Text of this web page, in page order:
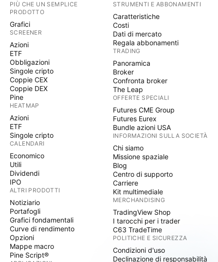
PIÙ CHE UN SEMPLICE
PRODOTTO
Grafici
SCREENER
Azioni
ETF
Obbligazioni
Singole cripto
Coppie CEX
Coppie DEX
Pine
HEATMAP
Azioni
ETF
Singole cripto
CALENDARI
Economico
Utili
Dividendi
IPO
ALTRI PRODOTTI
Notiziario
Portafogli
Grafici fondamentali
Curve di rendimento
Opzioni
Mappe macro
Pine Script®
STRUMENTI E ABBONAMENTI
Caratteristiche
Costi
Dati di mercato
Regala abbonamenti
TRADING
Panoramica
Broker
Confronta broker
The Leap
OFFERTE SPECIALI
Futures CME Group
Futures Eurex
Bundle azioni USA
INFORMAZIONI SULLA SOCIETÀ
Chi siamo
Missione spaziale
Blog
Centro di supporto
Carriere
Kit multimediale
MERCHANDISING
TradingView Shop
I tarocchi per i trader
C63 TradeTime
POLITICHE E SICUREZZA
Condizioni d'uso
Declinazione di responsabilità